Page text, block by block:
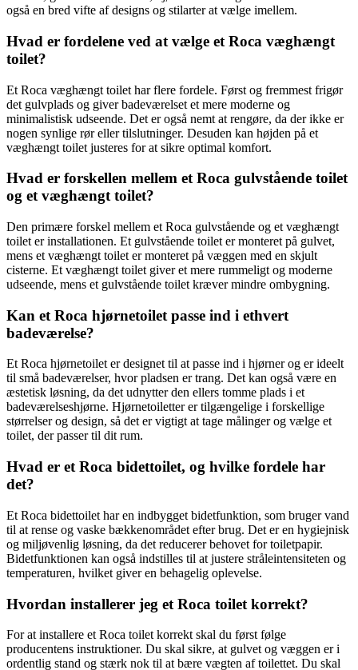
også en bred vifte af designs og stilarter at vælge imellem.
Hvad er fordelene ved at vælge et Roca væghængt
toilet?
Et Roca væghængt toilet har flere fordele. Først og fremmest frigør
det gulvplads og giver badeværelset et mere moderne og
minimalistisk udseende. Det er også nemt at rengøre, da der ikke er
nogen synlige rør eller tilslutninger. Desuden kan højden på et
væghængt toilet justeres for at sikre optimal komfort.
Hvad er forskellen mellem et Roca gulvstående toilet
og et væghængt toilet?
Den primære forskel mellem et Roca gulvstående og et væghængt
toilet er installationen. Et gulvstående toilet er monteret på gulvet,
mens et væghængt toilet er monteret på væggen med en skjult
cisterne. Et væghængt toilet giver et mere rummeligt og moderne
udseende, mens et gulvstående toilet kræver mindre ombygning.
Kan et Roca hjørnetoilet passe ind i ethvert
badeværelse?
Et Roca hjørnetoilet er designet til at passe ind i hjørner og er ideelt
til små badeværelser, hvor pladsen er trang. Det kan også være en
æstetisk løsning, da det udnytter den ellers tomme plads i et
badeværelseshjørne. Hjørnetoiletter er tilgængelige i forskellige
størrelser og design, så det er vigtigt at tage målinger og vælge et
toilet, der passer til dit rum.
Hvad er et Roca bidettoilet, og hvilke fordele har
det?
Et Roca bidettoilet har en indbygget bidetfunktion, som bruger vand
til at rense og vaske bækkenområdet efter brug. Det er en hygiejnisk
og miljøvenlig løsning, da det reducerer behovet for toiletpapir.
Bidetfunktionen kan også indstilles til at justere stråleintensiteten og
temperaturen, hvilket giver en behagelig oplevelse.
Hvordan installerer jeg et Roca toilet korrekt?
For at installere et Roca toilet korrekt skal du først følge
producentens instruktioner. Du skal sikre, at gulvet og væggen er i
ordentlig stand og stærk nok til at bære vægten af toilettet. Du skal